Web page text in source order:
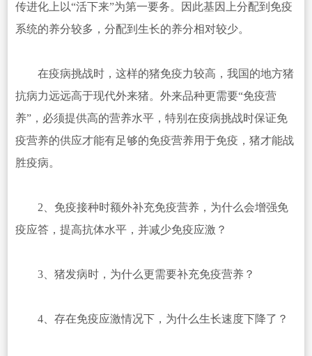
传进化上以“活下来”为第一要务。因此基因上分配到免疫
系统的养分较多，分配到生长的养分相对较少。
在疫病挑战时，这样的猪免疫力较高，我国的地方猪
抗病力远远高于现代外来猪。外来品种更需要“免疫营
养”，必须提供高的营养水平，特别在疫病挑战时保证免
疫营养的供应才能有足够的免疫营养用于免疫，猪才能战
胜疫病。
2、免疫接种时额外补充免疫营养，为什么会增强免
疫应答，提高抗体水平，并减少免疫应激？
3、猪发病时，为什么更需要补充免疫营养？
4、存在免疫应激情况下，为什么生长速度下降了？